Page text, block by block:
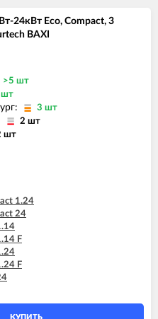
1.24
1.24 F
24 (CSB)
24 (CSR)
24 F (CSB)
24 F (CSR)
F (серая панель)
F (белая панель)
F
24кВт Eco, Compact, 3
BAXI
>5 шт
шт
3 шт
2 шт
шт
1.24
24
F
F
F
Fi
1.140 Fi
КУПИТЬ